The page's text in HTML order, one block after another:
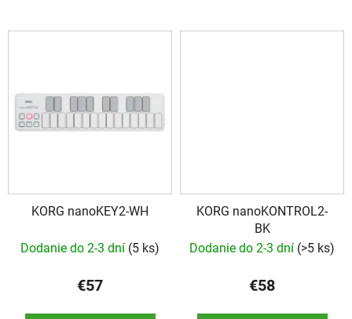
KORG nanoKEY2-WH
Dodanie do 2-3 dní (5 ks)
€57
KORG nanoKONTROL2-
BK
Dodanie do 2-3 dní (>5 ks)
€58